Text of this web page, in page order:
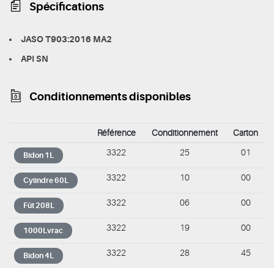
Spécifications
JASO T903:2016 MA2
API SN
Conditionnements disponibles
Référence Conditionnement Carton
Bidon 1L 3322 25 01
Cylindre 60L 3322 10 00
Fût 208L 3322 06 00
1000Lvrac 3322 19 00
Bidon 4L 3322 28 45